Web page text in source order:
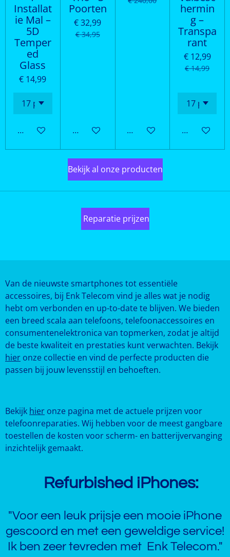
Installat
ie Mal –
5D
Temper
ed
Glass
€ 14,99
In winkelwagen
Poorten
€ 32,99
€ 34,95
In winkelwagenHoud mij op de hoogte
hermin
g –
Transpa
rant
€ 12,99
€ 14,99
In
Bekijk al onze producten
Reparatie prijzen
Van de nieuwste smartphones tot essentiële
accessoires, bij Enk Telecom vind je alles wat je nodig
hebt om verbonden en up-to-date te blijven. We bieden
een breed scala aan telefoons, telefoonaccessoires en
consumentenelektronica van topmerken, zodat je altijd
de beste kwaliteit en prestaties kunt verwachten. Bekijk
hier onze collectie en vind de perfecte producten die
passen bij jouw levensstijl en behoeften.
Bekijk hier onze pagina met de actuele prijzen voor
telefoonreparaties. Wij hebben voor de meest gangbare
toestellen de kosten voor scherm- en batterijvervanging
inzichtelijk gemaakt.
Refurbished iPhones:
"Voor een leuk prijsje een mooie iPhone
gescoord en met een geweldige service!
Ik ben zeer tevreden met Enk Telecom."